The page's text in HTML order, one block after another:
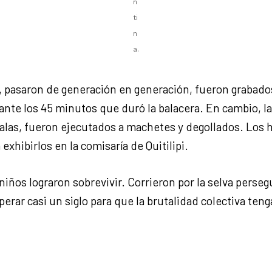
n
ti
n
a.
de generación en generación, fueron
los 45 minutos que duró la balacera. En cambio,
fueron ejecutados a machetes y degollados. Los
en la comisaría de Quitilipi.
lograron sobrevivir. Corrieron por la selva
casi un siglo para que la brutalidad colectiva